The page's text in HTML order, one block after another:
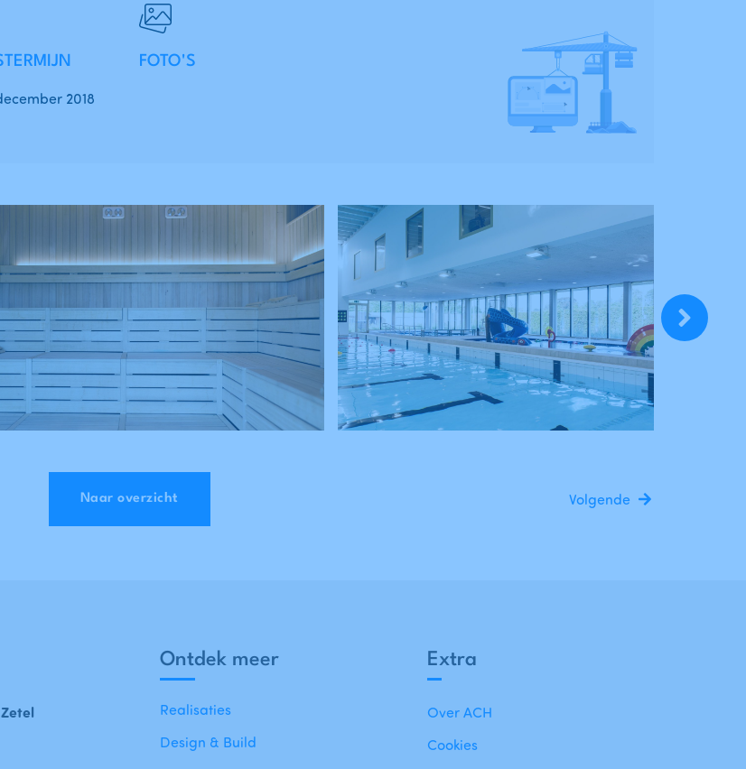
2018
FOTO'S
Naar overzicht Volgende
Extra
Over ACH
Cookies
Ontdek meer
Realisaties
Design & Build